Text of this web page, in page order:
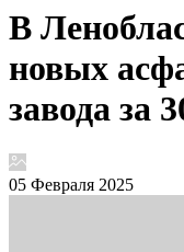
В
новых
завода за
05 Февраля 2025